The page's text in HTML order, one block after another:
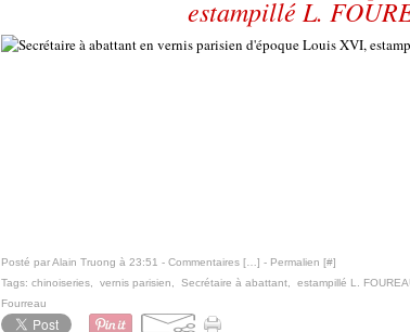
estampillé L.
Posté par Alain Truong à 23:51 - Commentaires [ ] - Permalien [#]
Tags: chinoiseries vernis parisien Secrétaire à abattant estampillé L.
Fourreau